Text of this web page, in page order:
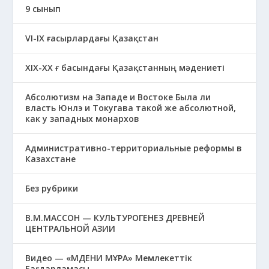
9 сынып
VI-IX ғасырлардағы Қазақстан
XIХ-XX ғ басындағы Қазақстанның мәдениеті
Абсолютизм на Западе и Востоке Была ли
власть Юнлэ и Токугава такой же абсолютной,
как у западных монархов
Административно-территориальные реформы в
Казахстане
Без рубрики
В.М.МАССОН — КУЛЬТУРОГЕНЕЗ ДРЕВНЕЙ
ЦЕНТРАЛЬНОЙ АЗИИ
Видео — «МӘДЕНИ МҰРА» Мемлекеттік